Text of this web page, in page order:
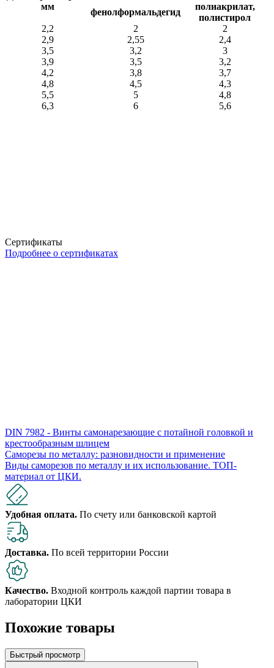
мм
фенолформальдегид
полиакрилат,
полистирол
2,2
2
2
2,9
2,55
2,4
3,5
3,2
3
3,9
3,5
3,2
4,2
3,8
3,7
4,8
4,5
4,3
5,5
5
4,8
6,3
6 5,6
Сертификаты
Подробнее о сертификатах
DIN 7982 - Винты самонарезающие с потайной головкой и
крестообразным шлицем
Саморезы по металлу: разновидности и применение
Виды саморезов по металлу и их использование. ​​ТОП-
материал от ЦКИ.
Удобная оплата. По счету или банковской картой
Доставка. По всей территории России
Качество. Входной контроль каждой партии товара в
лаборатории ЦКИ
Похожие товары
Быстрый просмотр